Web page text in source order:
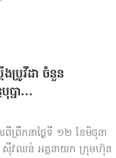
ប្រូវីដា ចំនួន
ប្ផា…
ព្រឹកនាថ្ងៃទី ១២ ខែមិថុនា
វឈន់ អគ្គនាយក ក្រុមហ៊ុន